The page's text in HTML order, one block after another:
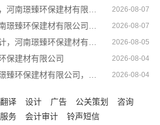
2026-08-07
2026-08-07
2026-08-05
保建材有限公司 2026-08-04
2026-08-04
翻译 设计 广告 公关策划
咨询
务 会计审计
铃声短信